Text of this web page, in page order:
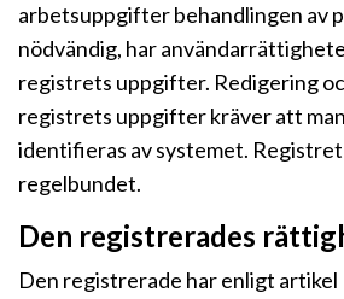
arbetsuppgifter behandlingen av
nödvändig, har
registrets uppgifter. Redigering
registrets uppgifter kräver att
identifieras av systemet.
regelbundet.
Den registrerades
Den registrerade har enligt artikel